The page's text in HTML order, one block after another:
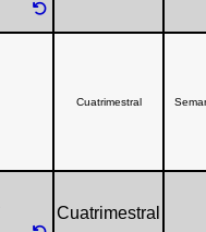
Cuatrimestral
Cuatrimestral